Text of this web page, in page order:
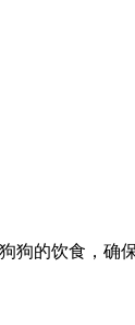
的饮食，确